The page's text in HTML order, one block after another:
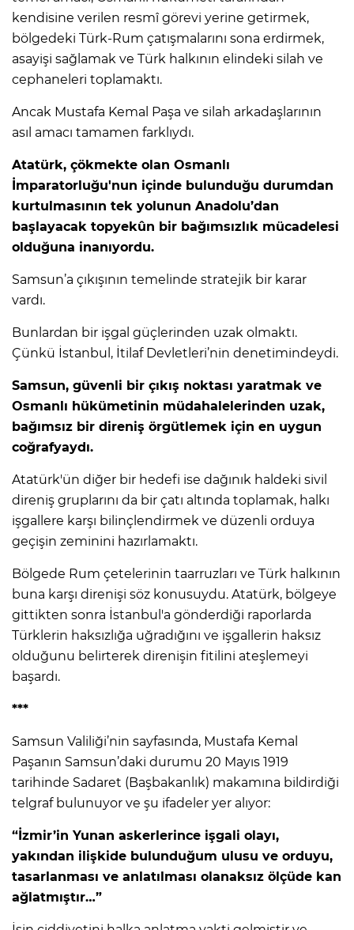
kendisine verilen resmî görevi yerine getirmek,
bölgedeki Türk-Rum çatışmalarını sona erdirmek,
asayişi sağlamak ve Türk halkının elindeki silah ve
cephaneleri toplamaktı.
Ancak Mustafa Kemal Paşa ve silah arkadaşlarının
asıl amacı tamamen farklıydı.
Atatürk, çökmekte olan Osmanlı
İmparatorluğu'nun içinde bulunduğu durumdan
kurtulmasının tek yolunun Anadolu’dan
başlayacak topyekûn bir bağımsızlık mücadelesi
olduğuna inanıyordu.
Samsun’a çıkışının temelinde stratejik bir karar
vardı.
Bunlardan bir işgal güçlerinden uzak olmaktı.
Çünkü İstanbul, İtilaf Devletleri’nin denetimindeydi.
Samsun, güvenli bir çıkış noktası yaratmak ve
Osmanlı hükümetinin müdahalelerinden uzak,
bağımsız bir direniş örgütlemek için en uygun
coğrafyaydı.
Atatürk'ün diğer bir hedefi ise dağınık haldeki sivil
direniş gruplarını da bir çatı altında toplamak, halkı
işgallere karşı bilinçlendirmek ve düzenli orduya
geçişin zeminini hazırlamaktı.
Bölgede Rum çetelerinin taarruzları ve Türk halkının
buna karşı direnişi söz konusuydu. Atatürk, bölgeye
gittikten sonra İstanbul'a gönderdiği raporlarda
Türklerin haksızlığa uğradığını ve işgallerin haksız
olduğunu belirterek direnişin fitilini ateşlemeyi
başardı.
***
Samsun Valiliği’nin sayfasında, Mustafa Kemal
Paşanın Samsun’daki durumu 20 Mayıs 1919
tarihinde Sadaret (Başbakanlık) makamına bildirdiği
telgraf bulunuyor ve şu ifadeler yer alıyor:
“İzmir’in Yunan askerlerince işgali olayı,
yakından ilişkide bulunduğum ulusu ve orduyu,
tasarlanması ve anlatılması olanaksız ölçüde kan
ağlatmıştır…”